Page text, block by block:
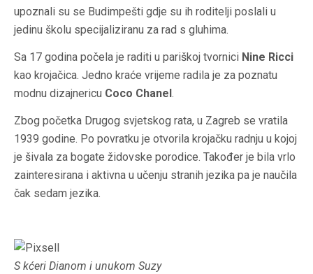
upoznali su se Budimpešti gdje su ih roditelji poslali u
jedinu školu specijaliziranu za rad s gluhima.
Sa 17 godina počela je raditi u pariškoj tvornici Nine Ricci
kao krojačica. Jedno kraće vrijeme radila je za poznatu
modnu dizajnericu Coco Chanel .
Zbog početka Drugog svjetskog rata, u Zagreb se vratila
1939 godine. Po povratku je otvorila krojačku radnju u kojoj
je šivala za bogate židovske porodice. Također je bila vrlo
zainteresirana i aktivna u učenju stranih jezika pa je naučila
čak sedam jezika.
S kćeri Dianom i unukom Suzy